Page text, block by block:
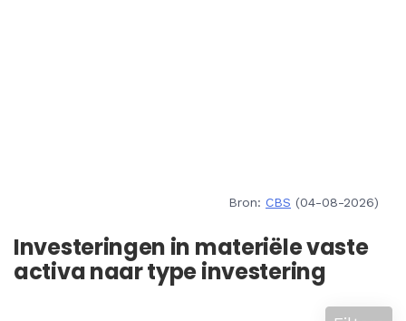
Bron: CBS (04-08-2026)
Investeringen in materiële vaste
activa naar type investering